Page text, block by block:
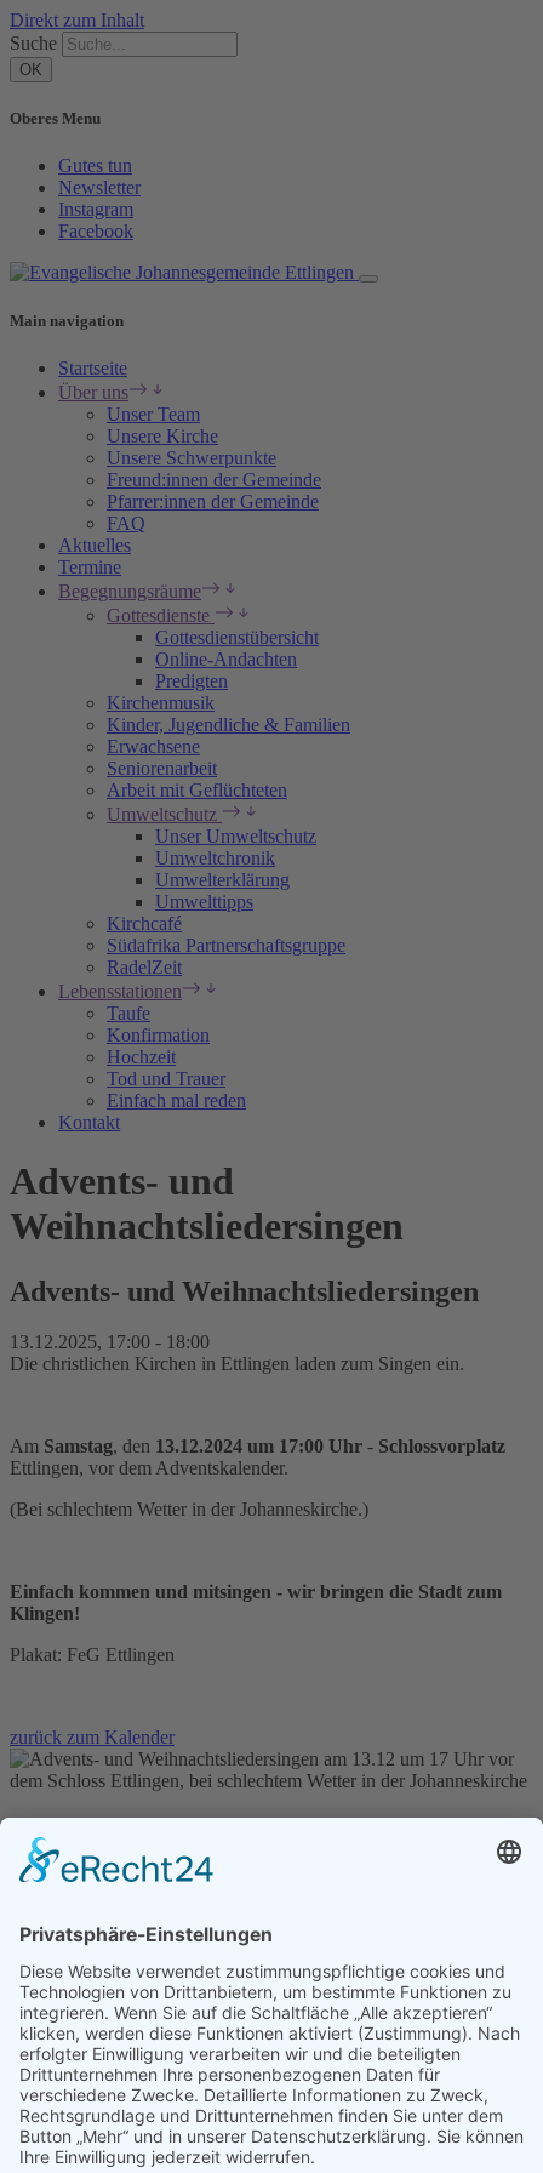
Direkt zum Inhalt
Suche
Oberes Menu
Gutes tun
Newsletter
Instagram
Facebook
Main navigation
Startseite
Über uns
Unser Team
Unsere Kirche
Unsere Schwerpunkte
Freund:innen der Gemeinde
Pfarrer:innen der Gemeinde
FAQ
Aktuelles
Termine
Begegnungsräume
Gottesdienste
Gottesdienstübersicht
Online-Andachten
Predigten
Kirchenmusik
Kinder, Jugendliche & Familien
Erwachsene
Seniorenarbeit
Arbeit mit Geflüchteten
Umweltschutz
Unser Umweltschutz
Umweltchronik
Umwelterklärung
Umwelttipps
Kirchcafé
Südafrika Partnerschaftsgruppe
RadelZeit
Lebensstationen
Taufe
Konfirmation
Hochzeit
Tod und Trauer
Einfach mal reden
Kontakt
Advents- und
Weihnachtsliedersingen
Advents- und Weihnachtsliedersingen
13.12.2025, 17:00 - 18:00
Die christlichen Kirchen in Ettlingen laden zum Singen ein.
Am Samstag, den 13.12.2024 um 17:00 Uhr - Schlossvorplatz
Ettlingen, vor dem Adventskalender.
(Bei schlechtem Wetter in der Johanneskirche.)
Einfach kommen und mitsingen - wir bringen die Stadt zum
Klingen!
Plakat: FeG Ettlingen
zurück zum Kalender
48.940583508169, 8.4064365181235
Schlossvorplatz Ettlingen
76275 Ettlingen
Planen Sie Ihre Route...
Schlossvorplatz Ettlingen
76275
Ettlingen
Evangelische Johannespfarrei Ettlingen· Albstraße 41 · 76275
Ettlingen · Tel:07243 12275
Footer